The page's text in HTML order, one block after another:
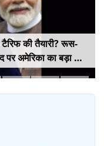
की तैयारी? रूस-
अमेरिका का बड़ा वार,